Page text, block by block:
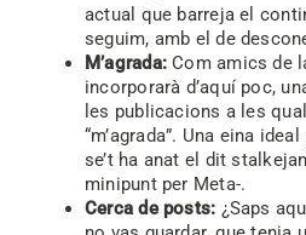
actual que barreja el
seguim, amb el de
M’agrada: Com amics de
incorporarà d’aquí poc,
les publicacions a les
“m’agrada”. Una eina
se’t ha anat el dit
minipunt per Meta-.
Cerca de posts: ¿Saps